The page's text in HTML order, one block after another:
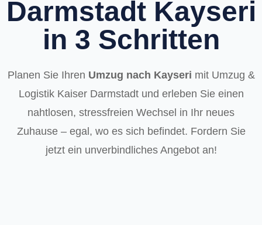
Darmstadt Kayseri
in 3 Schritten
Planen Sie Ihren Umzug nach Kayseri mit Umzug &
Logistik Kaiser Darmstadt und erleben Sie einen
nahtlosen, stressfreien Wechsel in Ihr neues
Zuhause – egal, wo es sich befindet. Fordern Sie
jetzt ein unverbindliches Angebot an!